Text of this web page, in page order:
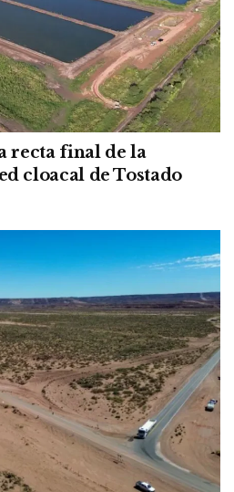
recta final de la
cloacal de Tostado